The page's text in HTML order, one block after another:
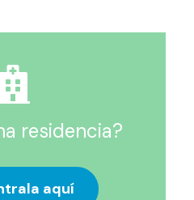
residencia?
aquí